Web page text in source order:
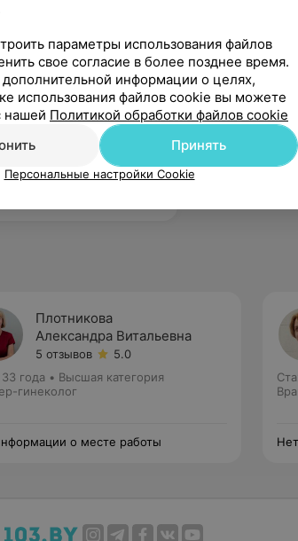
Здоте Ирине
отказалась от меня,в
Плотникова
Александра Витальевна
5 отзывов
5.0
года • Высшая категория
гинеколог
о месте работы
параметры использования файлов
свое согласие в более позднее время.
информации о целях,
использования файлов cookie вы можете
нашей Политикой обработки файлов cookie
Принять
Персональные настройки Cookie